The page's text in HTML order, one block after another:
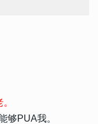
够PUA我。